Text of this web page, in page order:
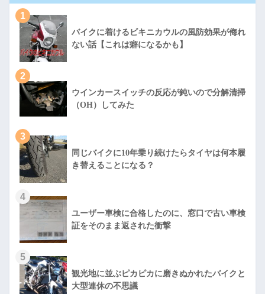
1
バイクに着けるビキニカウルの風防効果が侮れ
ない話【これは癖になるかも】
2
ウインカースイッチの反応が鈍いので分解清掃
（OH）してみた
3
同じバイクに10年乗り続けたらタイヤは何本履
き替えることになる？
4
ユーザー車検に合格したのに、窓口で古い車検
証をそのまま返された衝撃
5
観光地に並ぶピカピカに磨きぬかれたバイクと
大型連休の不思議